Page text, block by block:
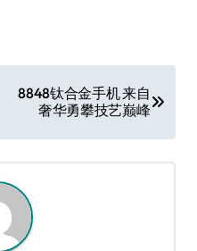
8848钛合金手机 来自
奢华勇攀技艺巅峰